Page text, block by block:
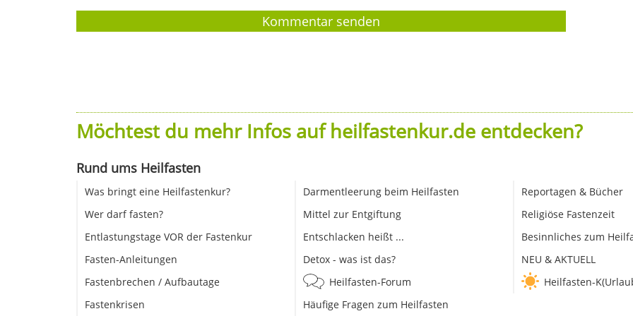
Möchtest du mehr Infos auf heilfastenkur.de entdecken?
Rund ums Heilfasten
Was bringt eine Heilfastenkur?
Wer darf fasten?
Entlastungstage VOR der Fastenkur
Fasten-Anleitungen
Fastenbrechen / Aufbautage
Fastenkrisen
Darmentleerung beim Heilfasten
Mittel zur Entgiftung
Entschlacken heißt ...
Detox - was ist das?
Heilfasten-Forum
Häufige Fragen zum Heilfasten
Reportagen & Bücher
Religiöse Fastenzeit
Besinnliches zum
NEU & AKTUELL
Heilfasten-